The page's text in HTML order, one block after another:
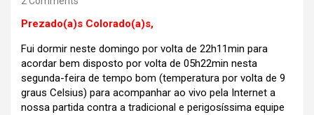
Prezado(a)s Colorado(a)s,
Fui dormir neste domingo por volta de 22h11min para
acordar bem disposto por volta de 05h22min nesta
segunda-feira de tempo bom (temperatura por volta de 9
graus Celsius) para acompanhar ao vivo pela Internet a
nossa partida contra a tradicional e perigosíssima equipe